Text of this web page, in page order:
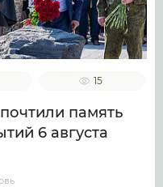
15
память
6 августа